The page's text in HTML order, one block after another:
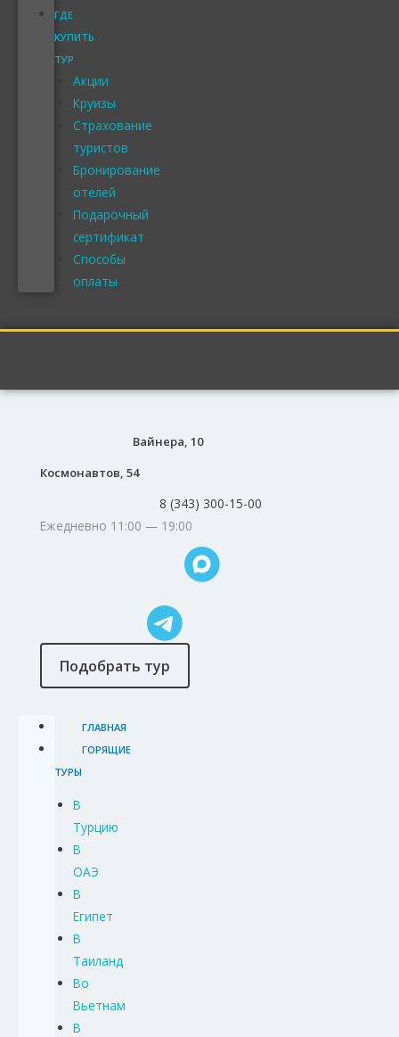
ГДЕ
КУПИТЬ
ТУР
Акции
Круизы
Страхование
туристов
Бронирование
отелей
Подарочный
сертификат
Способы
оплаты
Вайнера, 10
Космонавтов, 54
8 (343) 300-15-00
Ежедневно 11:00 — 19:00
Подобрать тур
ГЛАВНАЯ
ГОРЯЩИЕ
ТУРЫ
В
Турцию
В
ОАЭ
В
Египет
В
Таиланд
Во
Вьетнам
В